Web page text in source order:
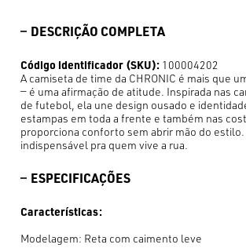
DESCRIÇÃO COMPLETA
Código identificador (SKU): 100004202
A camiseta de time da CHRONIC é mais que
— é uma afirmação de atitude. Inspirada nas
de futebol, ela une design ousado e
estampas em toda a frente e também nas
proporciona conforto sem abrir mão do
indispensável pra quem vive a rua.
ESPECIFICAÇÕES
Características:
Modelagem: Reta com caimento leve